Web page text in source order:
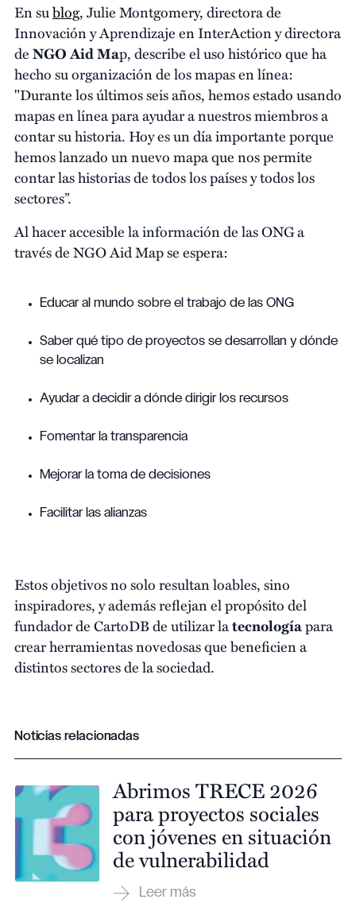
En sublog, Julie Montgomery, directora de
Innovación y Aprendizaje en InterAction y directora
deNGO Aid Map, describe el uso histórico que ha
hecho su organización de los mapas en línea:
"Durante los últimos seis años, hemos estado usando
mapas en línea para ayudar a nuestros miembros a
contar su historia. Hoy es un día importante porque
hemos lanzado un nuevo mapa que nos permite
contar las historias de todos los países y todos los
sectores”.
Al hacer accesible la información de las ONG a
través de NGO Aid Map se espera:
Educar al mundo sobre el trabajo de las ONG
Saber qué tipo de proyectos se desarrollan y dónde
se localizan
Ayudar a decidir a dónde dirigir los recursos
Fomentar la transparencia
Mejorar la toma de decisiones
Facilitar las alianzas
Estos objetivos no solo resultan loables, sino
inspiradores, y además reflejan el propósito del
fundador de CartoDB de utilizar latecnologíapara
crear herramientas novedosas que beneficien a
distintos sectores de la sociedad.
Noticias relacionadas
Abrimos TRECE 2026
para proyectos sociales
con jóvenes en situación
de vulnerabilidad